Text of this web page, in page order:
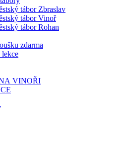
tábor Zbraslav
tábor Vinoř
tábor Rohan
zdarma
lekce
VINOŘI